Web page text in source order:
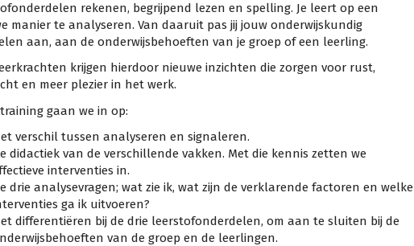
rekenen, begrijpend lezen en spelling. Je leert op een
manier te analyseren. Van daaruit pas jij jouw onderwijskundig
aan, aan de onderwijsbehoeften van je groep of een leerling.
krijgen hierdoor nieuwe inzichten die zorgen voor rust,
en meer plezier in het werk.
gaan we in op:
verschil tussen analyseren en signaleren.
didactiek van de verschillende vakken. Met die kennis zetten we
interventies in.
drie analysevragen; wat zie ik, wat zijn de verklarende factoren en welke
ga ik uitvoeren?
differentiëren bij de drie leerstofonderdelen, om aan te sluiten bij de
van de groep en de leerlingen.